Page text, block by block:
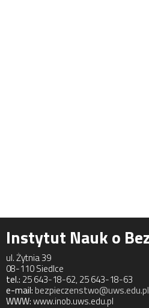
Instytut Nauk o
ul. Żytnia 39
08-110 Siedlce
tel.: 25 643-18-62, 25 643-18-63
e-mail:bezpieczenstwo@uws.edu.pl
WWW:www.inob.uws.edu.pl